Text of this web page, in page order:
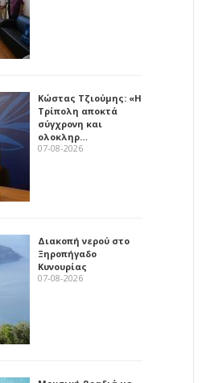
Κώστας Τζιούμης: «Η
Τρίπολη αποκτά
σύγχρονη και
ολοκληρ…
07-08-2026
Διακοπή νερού στο
Ξηροπήγαδο
Κυνουρίας
07-08-2026